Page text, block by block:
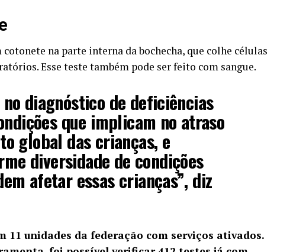
na parte interna da bochecha, que colhe células
Esse teste também pode ser feito com sangue.
diagnóstico de deficiências
que implicam no atraso
global das crianças, e
diversidade de condições
afetar essas crianças”, diz
11 unidades da federação com serviços ativados.